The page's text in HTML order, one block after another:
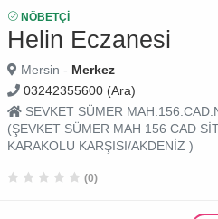
NÖBETÇI
Helin Eczanesi
Mersin - Merkez
03242355600 (Ara)
SEVKET SÜMER
(ŞEVKET SÜMER MAH 156 CAD
KARAKOLU KARŞISI/AKDENİZ )
(0)